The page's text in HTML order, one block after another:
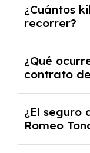
renting, que
años.
¿Cuántos
recorrer?
contrato y
30,000 km
puede haber
¿Qué
contrato
coche,
casos,
acordado.
¿El seguro
Romeo